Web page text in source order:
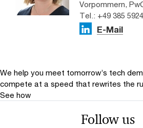
Vorpommern,
Tel.: +49 385
E-Mail
We help you meet tomorrow’s tech
compete at a speed that rewrites the
See how
Follow us